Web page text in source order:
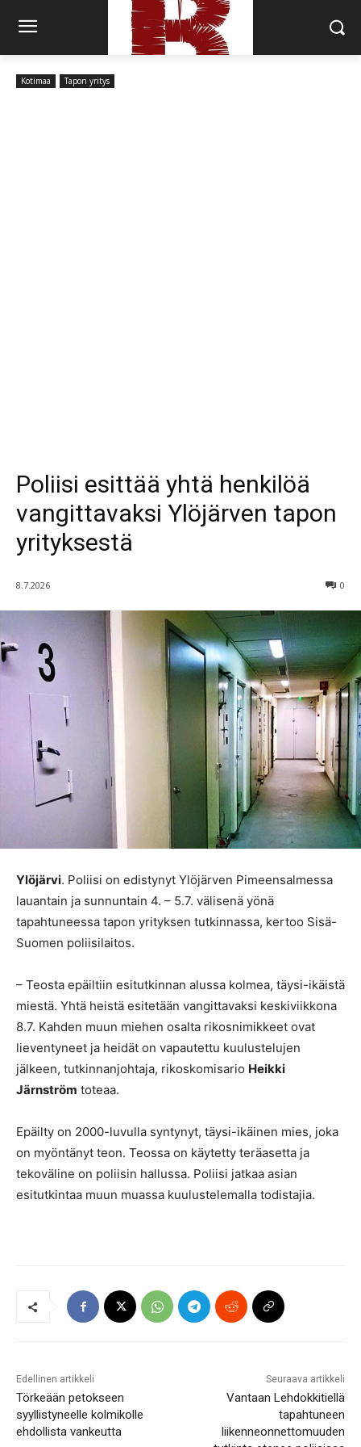
Kotimaa Tapon yritys
Poliisi esittää yhtä henkilöä
vangittavaksi Ylöjärven tapon
yrityksestä
8.7.2026 0
Ylöjärvi. Poliisi on edistynyt Ylöjärven Pimeensalmessa
lauantain ja sunnuntain 4. – 5.7. välisenä yönä
tapahtuneessa tapon yrityksen tutkinnassa, kertoo Sisä-
Suomen poliisilaitos.
– Teosta epäiltiin esitutkinnan alussa kolmea, täysi-ikäistä
miestä. Yhtä heistä esitetään vangittavaksi keskiviikkona
8.7. Kahden muun miehen osalta rikosnimikkeet ovat
lieventyneet ja heidät on vapautettu kuulustelujen
jälkeen, tutkinnanjohtaja, rikoskomisario Heikki
Järnström toteaa.
Epäilty on 2000-luvulla syntynyt, täysi-ikäinen mies, joka
on myöntänyt teon. Teossa on käytetty teräasetta ja
tekoväline on poliisin hallussa. Poliisi jatkaa asian
esitutkintaa muun muassa kuulustelemalla todistajia.
Edellinen artikkeli
Törkeään petokseen
syyllistyneelle kolmikolle
ehdollista vankeutta
Seuraava artikkeli
Vantaan Lehdokkitiellä
tapahtuneen
liikenneonnettomuuden